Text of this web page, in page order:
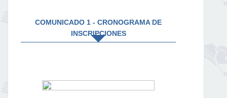
COMUNICADO 1 - CRONOGRAMA DE
INSCRIPCIONES